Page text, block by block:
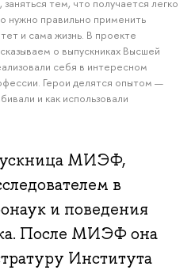
тем, что получается легко
нужно правильно применить
и сама жизнь. В проекте
о выпускниках Высшей
себя в интересном
Герои делятся опытом —
и как использовали
МИЭФ,
в
и поведения
После МИЭФ она
Института